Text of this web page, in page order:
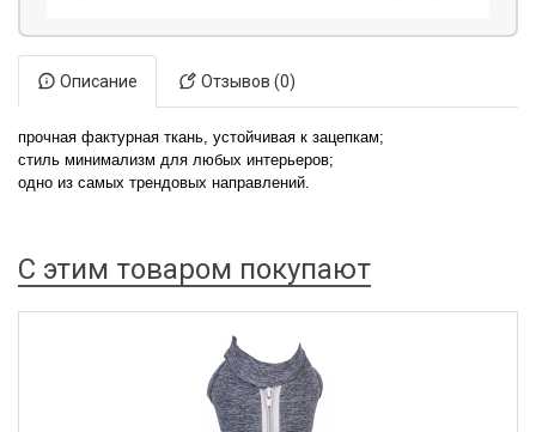
Описание Отзывов (0)
прочная фактурная ткань, устойчивая к зацепкам;
стиль минимализм для любых интерьеров;
одно из самых трендовых направлений.
С этим товаром покупают